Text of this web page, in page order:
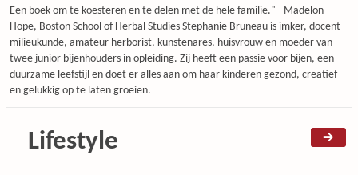
Een boek om te koesteren en te delen met de hele familie." - Madelon
Hope, Boston School of Herbal Studies Stephanie Bruneau is imker, docent
milieukunde, amateur herborist, kunstenares, huisvrouw en moeder van
twee junior bijenhouders in opleiding. Zij heeft een passie voor bijen, een
duurzame leefstijl en doet er alles aan om haar kinderen gezond, creatief
en gelukkig op te laten groeien.
Lifestyle